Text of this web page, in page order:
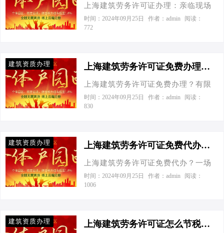
商户核定征收间找到最适合自己的节
税之路，让税务不再是负担，而是助
力企业腾飞的翅膀！ 第一幕：资料准
海…
战”。别担心，今天咱们就来聊聊如何
在上海这座魔都，轻松搞定建筑劳务
用。 官方数据来撑腰，有限公司VS个
体工商户 据上海市住房和城乡建设管
理委员会官方数据显示，2023年上海
建筑行业的总产值再创新高，而这其
上海建筑劳务许可证办理：亲临现场
非必须，智慧筹划更关键 xxxx xxxx-
xx-xx xx:xx 发布于 xx 在建筑行业的
不少上海的建筑界同仁们纷纷询问：
急，答案即将揭晓，但在此之前，让
我们先玩味一番这背后的税务与股权
体工商户 据上海市住房和城乡建设管
理委员会以及国家税务总局上海市税
务局的官方信息显示，截至2023年，
上海建筑行业的企业中，有限公司与
时间：2024年09月25日 作者：admin
阅读：
772
建筑资质办理 上海建筑劳务许可证免费办理？有限公司与个体户的税收大戏！-上海建筑劳务许可证免费办理吗？
上海建筑劳务许可证免费办理？有限
公司与个体户的税收大戏！ xxxx
xxxx-xx-xx xx:xx 发布于 xx 在建筑行
务许可证，则是他们手中不可或缺的
许可证是否免费办理”的话题，成了众
多建筑界小伙伴茶余饭后的热门谈
演绎，又如何在节税的艺术道路上，
时间：2024年09月25日 作者：admin
阅读：
830
建筑资质办理 上海建筑劳务许可证免费代办？一场财税专家的“戏剧”解读！-上海建筑劳务许可证免费代办吗？
上海建筑劳务许可证免费代办？一场
财税专家的“戏剧”解读！ 在财税的广
阔舞台上，每一张建筑劳务许可证都
证”，就成了众多建筑企业关心的焦
时间：2024年09月25日 作者：admin
阅读：
1006
建筑资质办理 上海建筑劳务许可证怎么节税？上海建筑劳务许可证怎么节税